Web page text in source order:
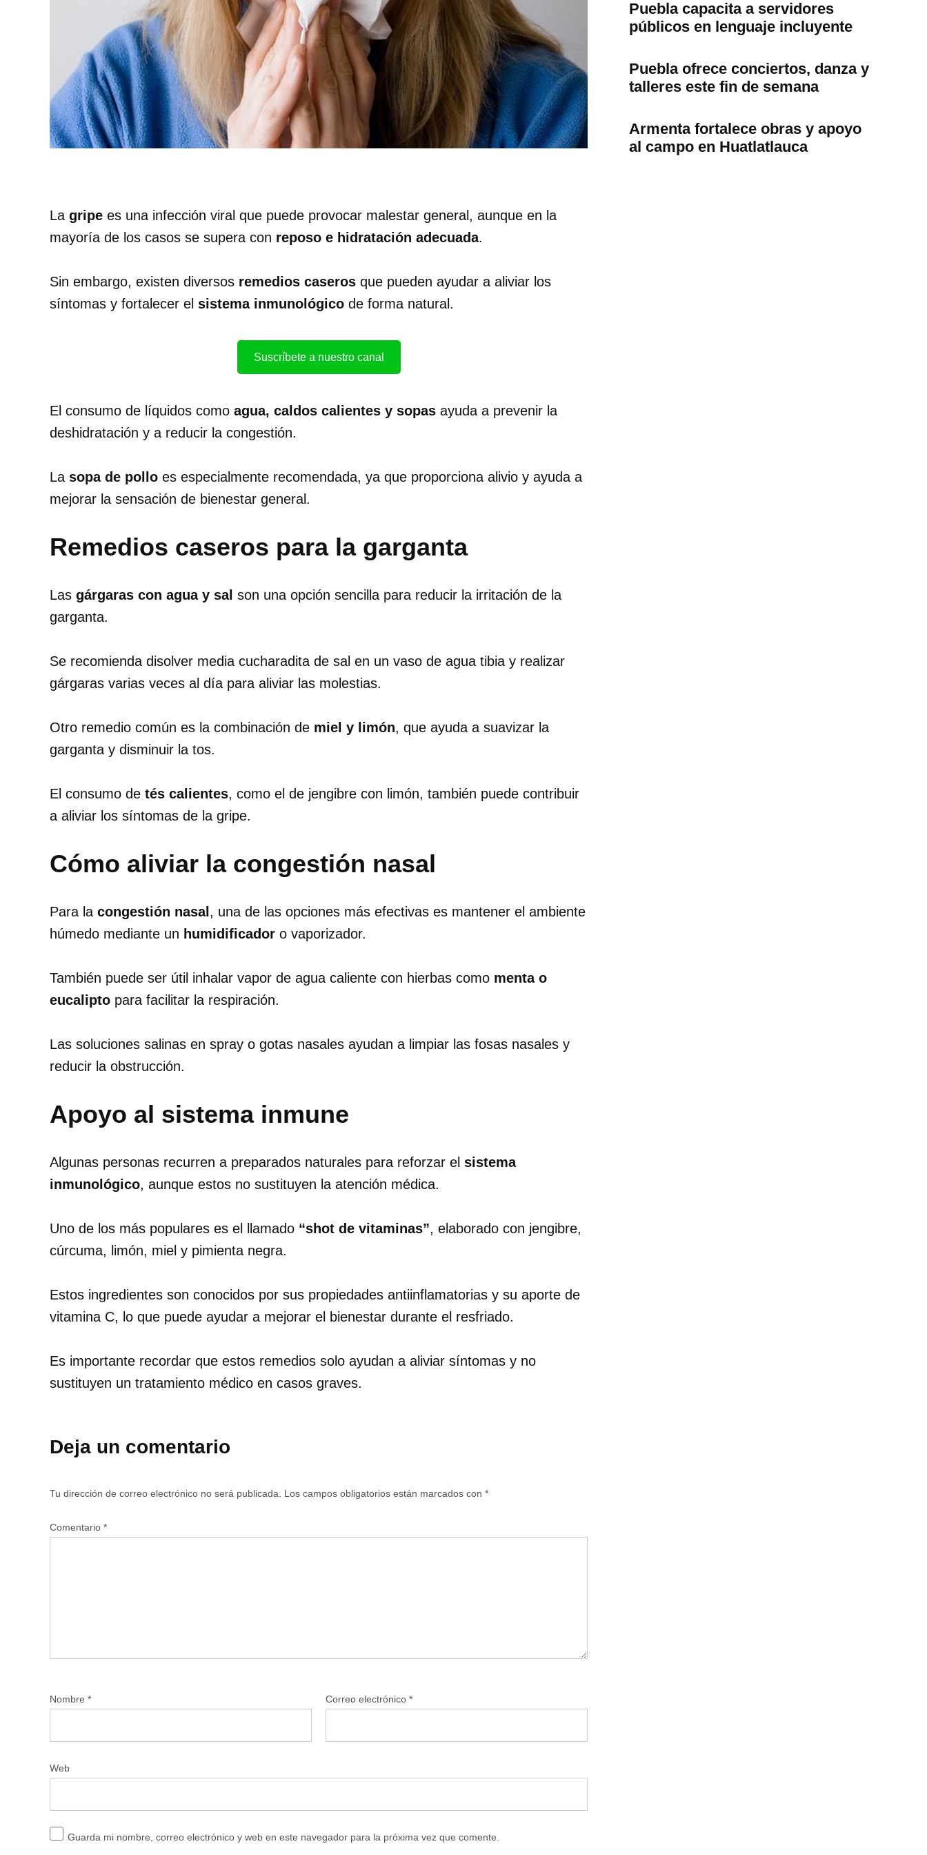
La gripe es una infección viral que puede provocar malestar general, aunque en la
mayoría de los casos se supera con reposo e hidratación adecuada.
Sin embargo, existen diversos remedios caseros que pueden ayudar a aliviar los
síntomas y fortalecer el sistema inmunológico de forma natural.
Suscríbete a nuestro canal
El consumo de líquidos como agua, caldos calientes y sopas ayuda a prevenir la
deshidratación y a reducir la congestión.
La sopa de pollo es especialmente recomendada, ya que proporciona alivio y ayuda a
mejorar la sensación de bienestar general.
Remedios caseros para la garganta
Las gárgaras con agua y sal son una opción sencilla para reducir la irritación de la
garganta.
Se recomienda disolver media cucharadita de sal en un vaso de agua tibia y realizar
gárgaras varias veces al día para aliviar las molestias.
Otro remedio común es la combinación de miel y limón, que ayuda a suavizar la
garganta y disminuir la tos.
El consumo de tés calientes, como el de jengibre con limón, también puede contribuir
a aliviar los síntomas de la gripe.
Cómo aliviar la congestión nasal
Para la congestión nasal , una de las opciones más efectivas es mantener el ambiente
húmedo mediante un humidificador o vaporizador.
También puede ser útil inhalar vapor de agua caliente con hierbas como menta o
eucalipto para facilitar la respiración.
Las soluciones salinas en spray o gotas nasales ayudan a limpiar las fosas nasales y
reducir la obstrucción.
Apoyo al sistema inmune
Algunas personas recurren a preparados naturales para reforzar el sistema
inmunológico, aunque estos no sustituyen la atención médica.
Uno de los más populares es el llamado “shot de vitaminas”, elaborado con jengibre,
cúrcuma, limón, miel y pimienta negra.
Estos ingredientes son conocidos por sus propiedades antiinflamatorias y su aporte de
vitamina C, lo que puede ayudar a mejorar el bienestar durante el resfriado.
Es importante recordar que estos remedios solo ayudan a aliviar síntomas y no
sustituyen un tratamiento médico en casos graves.
Deja un comentario
Tu dirección de correo electrónico no será publicada. Los campos obligatorios están marcados con *
Comentario *
Nombre * Correo electrónico *
Web
Guarda mi nombre, correo electrónico y web en este navegador para la próxima vez que comente.
Puebla capacita a servidores
públicos en lenguaje incluyente
Puebla ofrece conciertos, danza y
talleres este fin de semana
Armenta fortalece obras y apoyo
al campo en Huatlatlauca